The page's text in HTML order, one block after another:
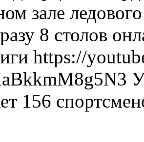
зале
8 столов
https://
156